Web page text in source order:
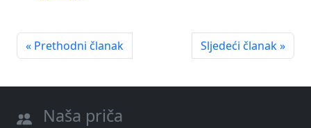
« Prethodni članak Sljedeći članak »
Naša priča